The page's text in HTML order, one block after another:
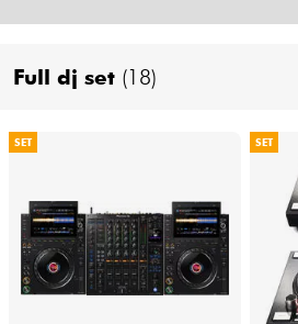
Verstärker & Effekte
Studio
Full dj set (18)
SET SET